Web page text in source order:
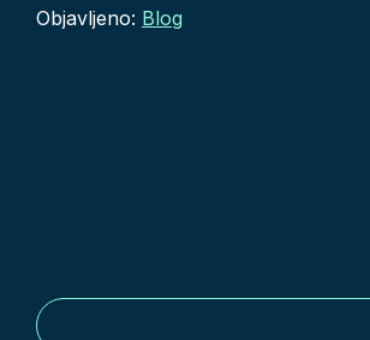
Objavljeno: Blog